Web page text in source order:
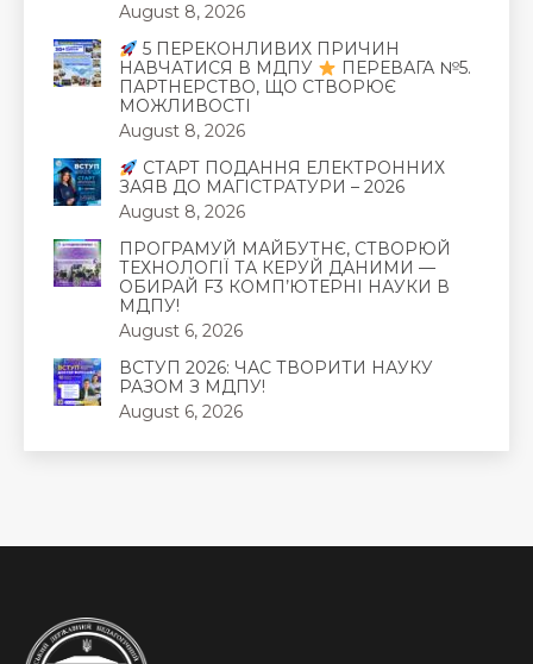
August 8, 2026
5 ПЕРЕКОНЛИВИХ ПРИЧИН
НАВЧАТИСЯ В МДПУ
ПЕРЕВАГА №5.
ПАРТНЕРСТВО, ЩО СТВОРЮЄ
МОЖЛИВОСТІ
August 8, 2026
СТАРТ ПОДАННЯ ЕЛЕКТРОННИХ
ЗАЯВ ДО МАГІСТРАТУРИ – 2026
August 8, 2026
ПРОГРАМУЙ МАЙБУТНЄ, СТВОРЮЙ
ТЕХНОЛОГІЇ ТА КЕРУЙ ДАНИМИ —
ОБИРАЙ F3 КОМП’ЮТЕРНІ НАУКИ В
МДПУ!
August 6, 2026
ВСТУП 2026: ЧАС ТВОРИТИ НАУКУ
РАЗОМ З МДПУ!
August 6, 2026